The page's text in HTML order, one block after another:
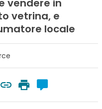
vendere in
vetrina, e
locale